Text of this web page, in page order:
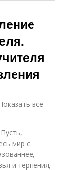
все
мир с
и терпения,